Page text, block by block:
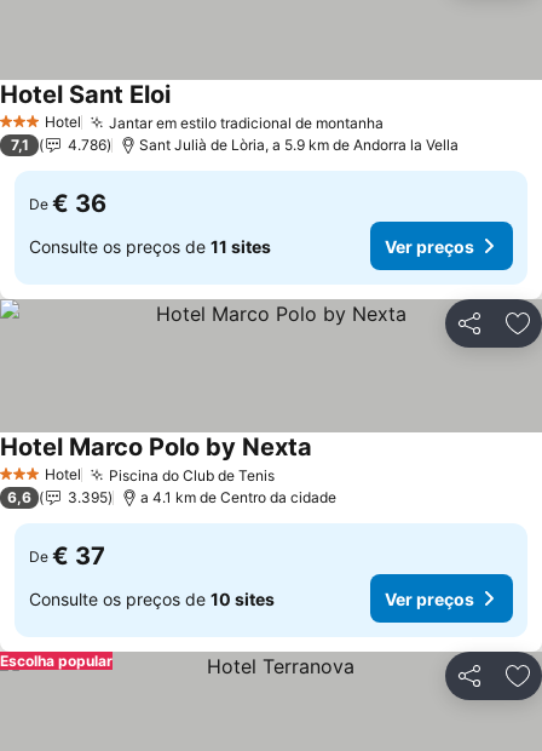
3 EstrelasHotel Jantar em estilo tradicional de montanha
Hotel Sant EloiVer preços
7,1 4.786 Sant Julià de Lòria, a 5.9 km de Andorra la Vella
De € 36
Consulte os preços de 11 sites Ver preços
Partilhar
3 EstrelasHotel Piscina do Club de TenisVer preços
Hotel Marco Polo by Nexta
6,6 3.395 a 4.1 km de Centro da cidade
De € 37
Consulte os preços de 10 sites Ver preços
Partilhar
Escolha popular